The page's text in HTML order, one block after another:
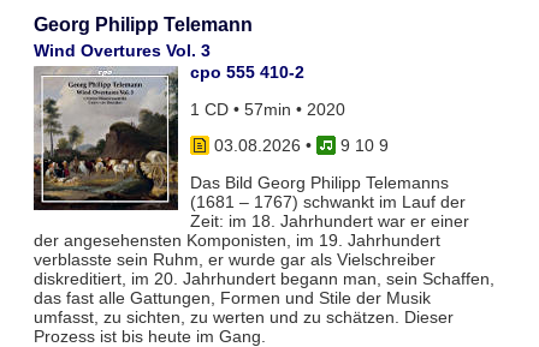
Georg Philipp Telemann
Wind Overtures Vol. 3
cpo 555 410-2
1 CD • 57min • 2020
03.08.2026 •
9 10 9
Das Bild Georg Philipp Telemanns
(1681 – 1767) schwankt im Lauf der
Zeit: im 18. Jahrhundert war er einer
der angesehensten Komponisten, im 19. Jahrhundert
verblasste sein Ruhm, er wurde gar als Vielschreiber
diskreditiert, im 20. Jahrhundert begann man, sein Schaffen,
das fast alle Gattungen, Formen und Stile der Musik
umfasst, zu sichten, zu werten und zu schätzen. Dieser
Prozess ist bis heute im Gang.